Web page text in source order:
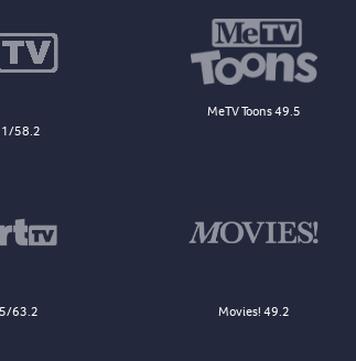
58.2
MeTV Toons 49.5
63.2 Movies! 49.2